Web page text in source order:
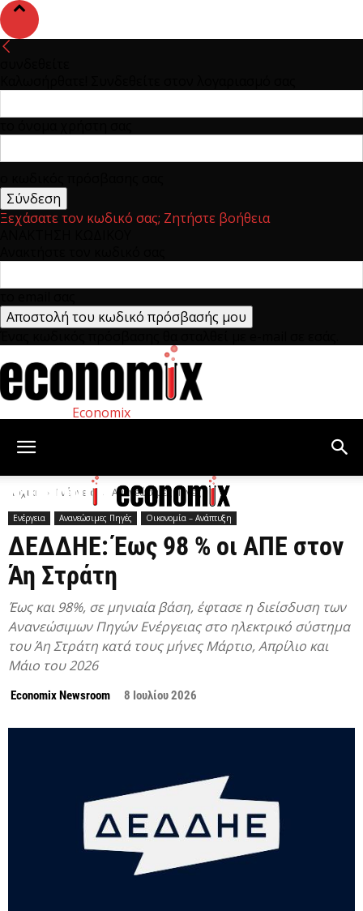
Ξεχάσατε τον κωδικό σας; Ζητήστε βοήθεια
Economix
Αρχική Ενέργεια Ανανεώσιμες Πηγές
Ενέργεια Ανανεώσιμες Πηγές Οικονομία – Ανάπτυξη
ΔΕΔΔΗΕ: Έως 98 % οι ΑΠΕ στον
Άη Στράτη
Έως και 98%, σε μηνιαία βάση, έφτασε η διείσδυση των
Ανανεώσιμων Πηγών Ενέργειας στο ηλεκτρικό σύστημα
του Άη Στράτη κατά τους μήνες Μάρτιο, Απρίλιο και
Μάιο του 2026
Economix Newsroom 8 Ιουλίου 2026